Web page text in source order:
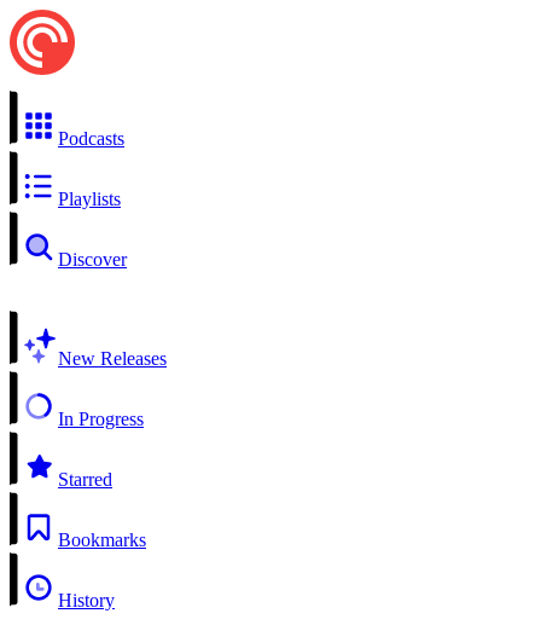
Podcasts
Playlists
Discover
New Releases
In Progress
Starred
Bookmarks
History